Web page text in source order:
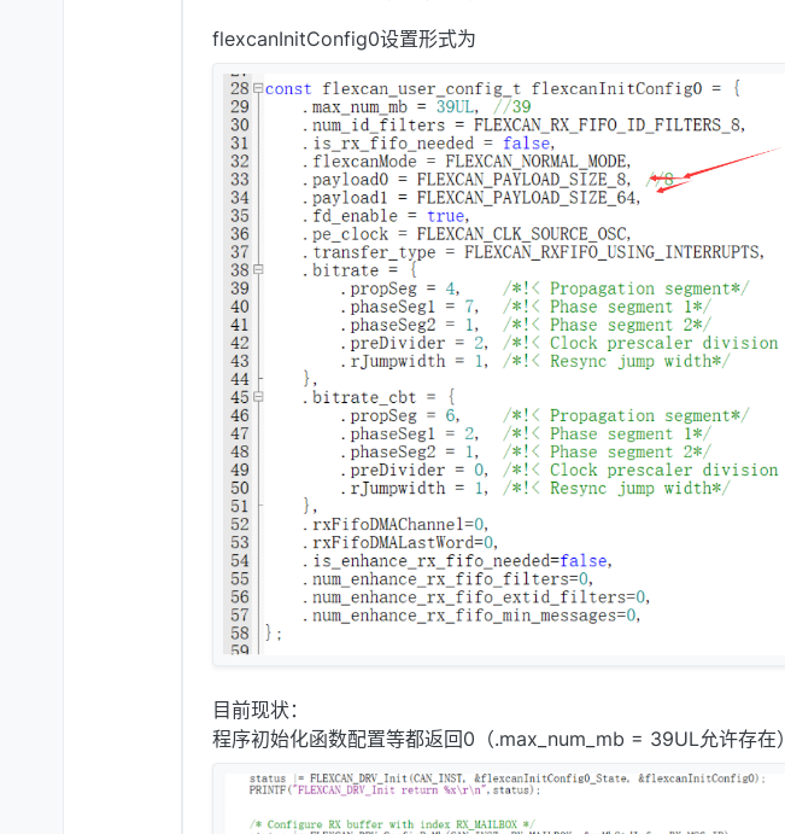
flexcanInitConfig0设置形式为
目前现状：
程序初始化函数配置等都返回0（.max_num_mb = 39UL允许存在）